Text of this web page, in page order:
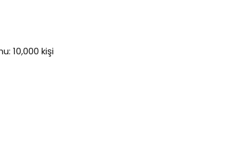
10,000 kişi